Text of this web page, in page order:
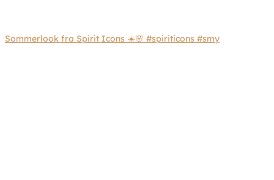
Sommerlook fra Spirit Icons ☀️🌸 #spiriticons #smy